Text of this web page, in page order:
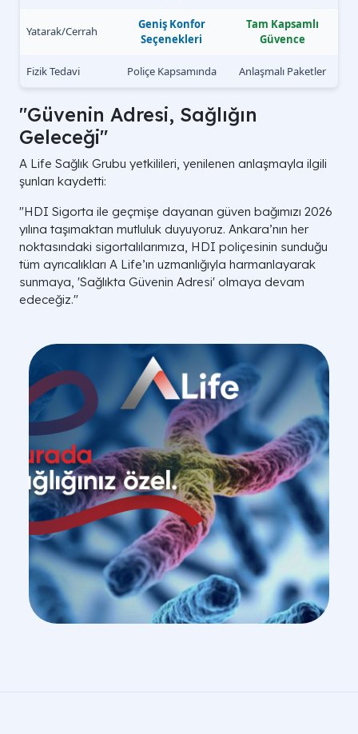
Yatarak/Cerrah
Geniş Konfor
Seçenekleri
Tam Kapsamlı
Güvence
Fizik Tedavi Poliçe Kapsamında Anlaşmalı Paketler
"Güvenin Adresi, Sağlığın
Geleceği"
A Life Sağlık Grubu yetkilileri, yenilenen anlaşmayla ilgili
şunları kaydetti:
"HDI Sigorta ile geçmişe dayanan güven bağımızı 2026
yılına taşımaktan mutluluk duyuyoruz. Ankara’nın her
noktasındaki sigortalılarımıza, HDI poliçesinin sunduğu
tüm ayrıcalıkları A Life’ın uzmanlığıyla harmanlayarak
sunmaya, 'Sağlıkta Güvenin Adresi' olmaya devam
edeceğiz."